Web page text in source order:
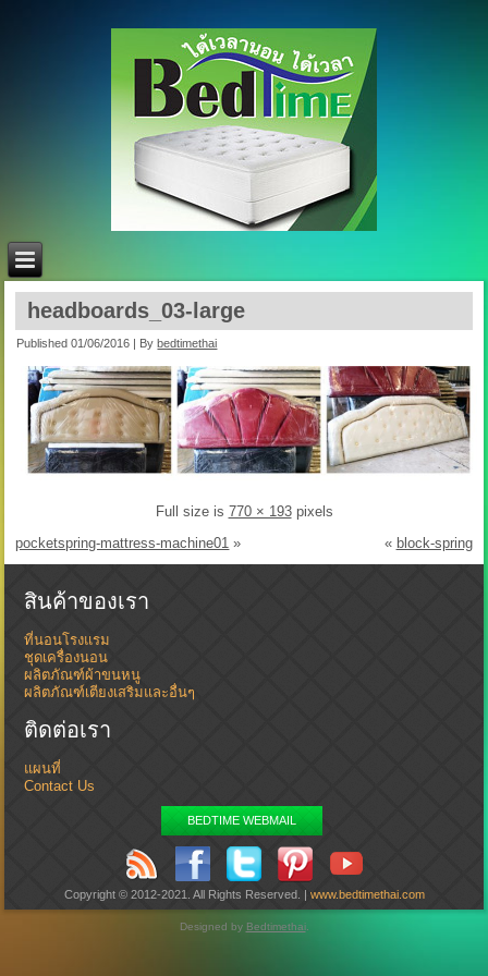
headboards_03-large
Published 01/06/2016 | By bedtimethai
Full size is 770 × 193pixels
pocketspring-mattress-machine01 » « block-spring
สินค้าของเรา
ที่นอนโรงแรม
ชุดเครื่องนอน
ผลิตภัณฑ์ผ้าขนหนู
ผลิตภัณฑ์เตียงเสริมและอื่นๆ
ติดต่อเรา
แผนที่
Contact Us
BEDTIME WEBMAIL
Copyright © 2012-2021. All Rights Reserved. | www.bedtimethai.com
Designed by Bedtimethai.